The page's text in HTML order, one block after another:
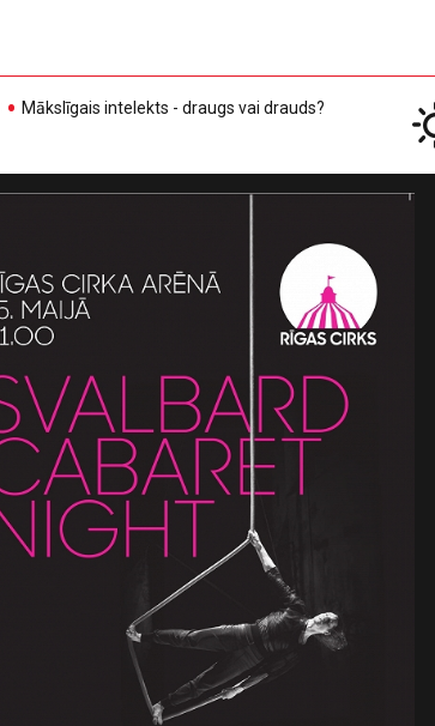
Mākslīgais intelekts - draugs vai drauds?